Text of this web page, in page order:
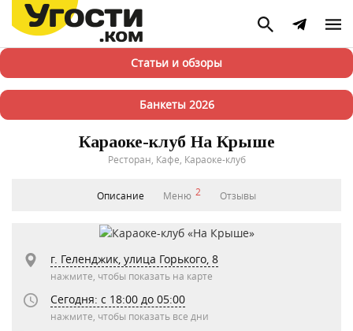
Статьи и обзоры
Банкеты 2026
Караоке-клуб На Крыше
Ресторан, Кафе, Караоке-клуб
Описание Меню 2 Отзывы
г. Геленджик, улица Горького, 8
нажмите, чтобы показать на карте
Сегодня: c 18:00 до 05:00
нажмите, чтобы показать все дни